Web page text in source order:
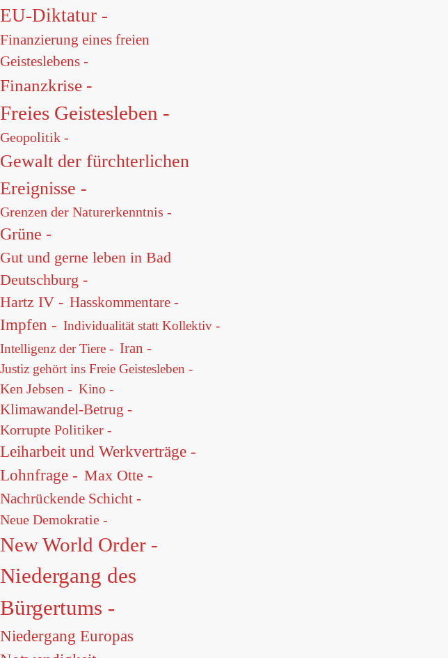
EU-Diktatur -
Finanzierung eines freien
Geisteslebens -
Finanzkrise -
Freies Geistesleben -
Geopolitik -
Gewalt der fürchterlichen
Ereignisse -
Grenzen der Naturerkenntnis -
Grüne -
Gut und gerne leben in Bad
Deutschburg -
Hartz IV - Hasskommentare -
Impfen - Individualität statt Kollektiv -
Intelligenz der Tiere - Iran -
Justiz gehört ins Freie Geistesleben -
Ken Jebsen - Kino -
Klimawandel-Betrug -
Korrupte Politiker -
Leiharbeit und Werkverträge -
Lohnfrage - Max Otte -
Nachrückende Schicht -
Neue Demokratie -
New World Order -
Niedergang des
Bürgertums -
Niedergang Europas